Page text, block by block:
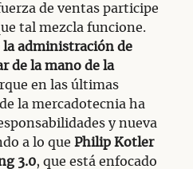
de ventas participe
tal mezcla funcione.
la administración de
de la mano de la
en las últimas
la mercadotecnia ha
y nueva
a lo que Philip Kotler
3.0, que está enfocado